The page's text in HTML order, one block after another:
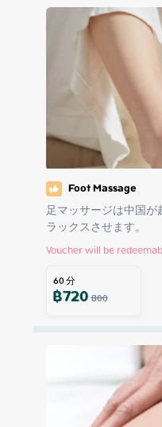
Foot Massage
足マッサージは中国
ラックスさせます。
Voucher will be
60分
฿720800